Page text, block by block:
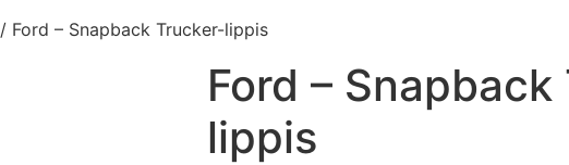
/ Ford – Snapback Trucker-lippis
Ford –
lippis